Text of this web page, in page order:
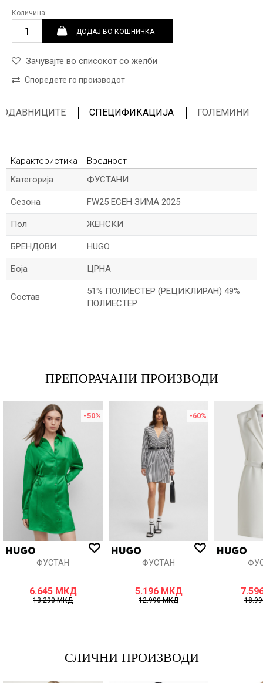
Количина:
ДОДАЈ ВО КОШНИЧКА
Зачувајте во списокот со желби
Споредете го производот
СПЕЦИФИКАЦИЈА ГОЛЕМИНИ
Карактеристика
Вредност
Kатегорија
ФУСТАНИ
Сезона FW25 ЕСЕН ЗИМА 2025
Пол ЖЕНСКИ
БРЕНДОВИ HUGO
Боја ЦРНА
Состав
51% ПОЛИЕСТЕР (РЕЦИКЛИРАН) 49%
ПОЛИЕСТЕР
Порака
ИСПРАТИ
ПРЕПОРАЧАНИ ПРОИЗВОДИ
-50%
ФУСТАН
6.645 МКД
13.290МКД
-60%
ФУСТАН
5.196 МКД
12.990МКД
СЛИЧНИ ПРОИЗВОДИ